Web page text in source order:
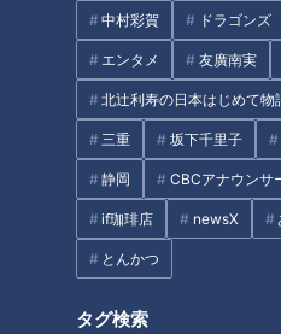
中村彩賀 ドラゴンズ
エンタメ 友廣南実
北辻利寿の日本はじめて物
三重 坂下千里子
静岡 CBCアナウンサ
if珈琲店 newsX
とんかつ
タグ検索
チャント！
オススメ関連コンテンツ